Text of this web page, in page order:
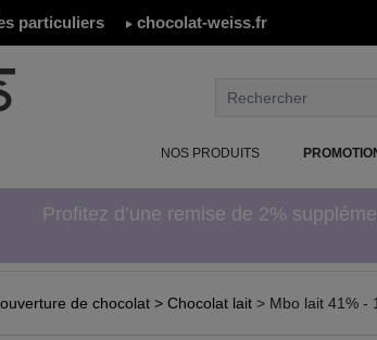
particuliers chocolat-weiss.fr
NOS PRODUITS
Profitez d’une remise de 2%
de chocolat > Chocolat lait > Mbo lait 41% -